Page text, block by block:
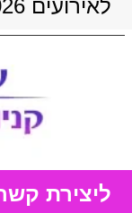
לאירועים 2025-2026 ?
ליצירת